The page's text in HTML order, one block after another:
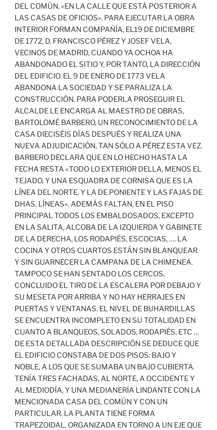
DEL COMÚN, «EN LA CALLE QUE ESTÁ POSTERIOR A
LAS CASAS DE OFICIOS». PARA EJECUTAR LA OBRA
INTERIOR FORMAN COMPAÑÍA, EL19 DE DICIEMBRE
DE 1772, D. FRANCISCO PÉREZ Y JOSEF VELA,
VECINOS DE MADRID, CUANDO YA OCHOA HA
ABANDONADO EL SITIO Y, POR TANTO, LA DIRECCIÓN
DEL EDIFICIO. EL 9 DE ENERO DE 1773 VELA
ABANDONA LA SOCIEDAD Y SE PARALIZA LA
CONSTRUCCIÓN. PARA PODERLA PROSEGUIR EL
ALCALDE LE ENCARGA AL MAESTRO DE OBRAS,
BARTOLOMÉ BARBERO, UN RECONOCIMIENTO DE LA
CASA DIECISÉIS DÍAS DESPUÉS Y REALIZA UNA
NUEVA ADJUDICACIÓN, TAN SÓLO A PÉREZ ESTA VEZ.
BARBERO DECLARA QUE EN LO HECHO HASTA LA
FECHA RESTA «TODO LO EXTERIOR DELLA, MENOS EL
TEJADO, Y UNA ESQUADRA DE CORNISA QUE ES LA
LÍNEA DEL NORTE, Y LA DE PONIENTE Y LAS FAJAS DE
DHAS. LÍNEAS». ADEMÁS FALTAN, EN EL PISO
PRINCIPAL TODOS LOS EMBALDOSADOS, EXCEPTO
EN LA SALITA, ALCOBA DE LA IZQUIERDA Y GABINETE
DE LA DERECHA, LOS RODAPIÉS, ESCOCIAS, …. LA
COCINA Y OTROS CUARTOS ESTÁN SIN BLANQUEAR
Y SIN GUARNECER LA CAMPANA DE LA CHIMENEA.
TAMPOCO SE HAN SENTADO LOS CERCOS,
CONCLUIDO EL TIRO DE LA ESCALERA POR DEBAJO Y
SU MESETA POR ARRIBA Y NO HAY HERRAJES EN
PUERTAS Y VENTANAS. EL NIVEL DE BUHARDILLAS
SE ENCUENTRA INCOMPLETO EN SU TOTALIDAD EN
CUANTO A BLANQUEOS, SOLADOS, RODAPIÉS, ETC …
DE ESTA DETALLADA DESCRIPCIÓN SE DEDUCE QUE
EL EDIFICIO CONSTABA DE DOS PISOS: BAJO Y
NOBLE, A LOS QUE SE SUMABA UN BAJO CUBIERTA.
TENÍA TRES FACHADAS, AL NORTE, A OCCIDENTE Y
AL MEDIODÍA, Y UNA MEDIANERÍA LINDANTE CON LA
MENCIONADA CASA DEL COMÚN Y CON UN
PARTICULAR. LA PLANTA TIENE FORMA
TRAPEZOIDAL, ORGANIZADA EN TORNO A UN EJE QUE